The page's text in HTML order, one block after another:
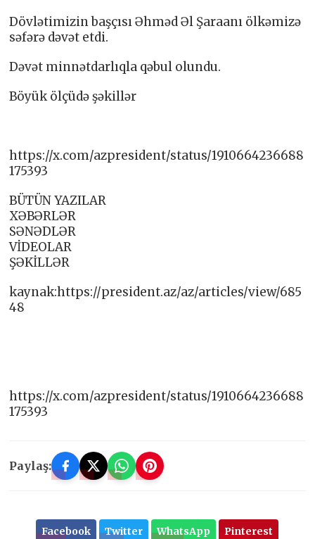
Dövlətimizin başçısı Əhməd Əl Şaraanı ölkəmizə
səfərə dəvət etdi.
Dəvət minnətdarlıqla qəbul olundu.
Böyük ölçüdə şəkillər
https://x.com/azpresident/status/1910664236688
175393
BÜTÜN YAZILAR
XƏBƏRLƏR
SƏNƏDLƏR
VİDEOLAR
ŞƏKİLLƏR
kaynak:https://president.az/az/articles/view/685
48
https://x.com/azpresident/status/1910664236688
175393
Paylaş:
Facebook Twitter WhatsApp Pinterest